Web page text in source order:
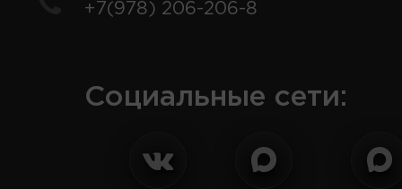
+7(978) 206-206-8
Социальные сети: